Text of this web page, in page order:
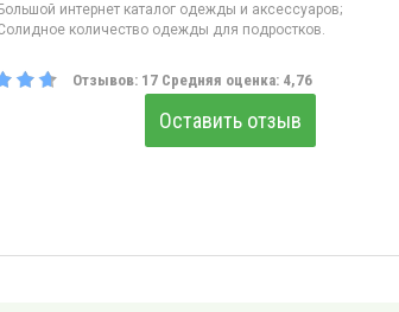
Большой интернет каталог одежды и аксессуаров;
количество одежды для подростков.
Отзывов: 17 Средняя оценка: 4,76
Оставить отзыв